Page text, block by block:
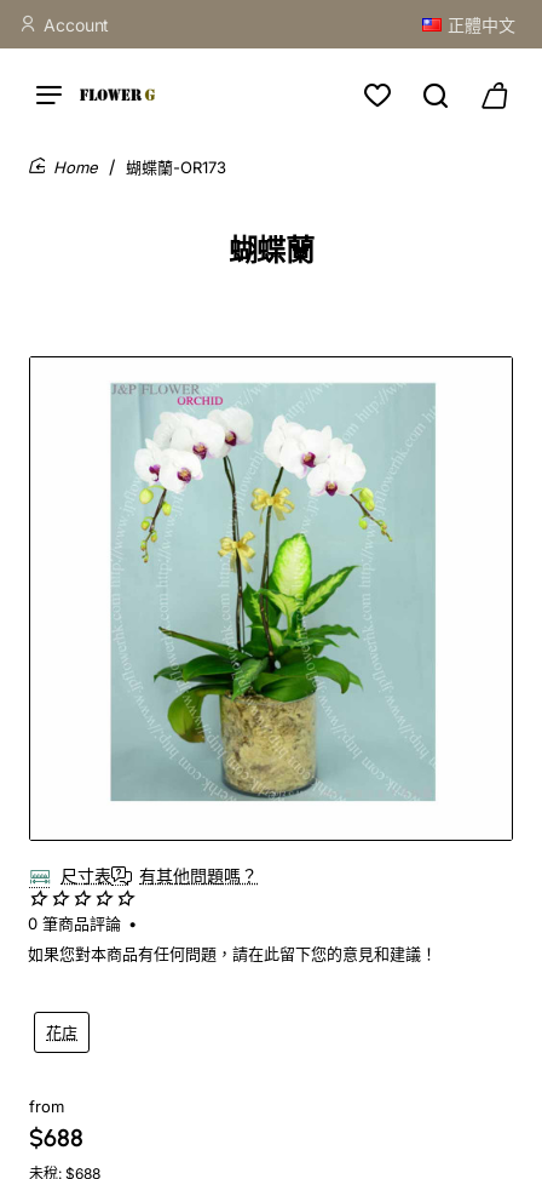
Account 正體中文
蝴蝶蘭
蝴蝶蘭-OR173
尺寸表 有其他問題嗎？
花店
0 筆商品評論 •
如果您對本商品有任何問題，請在此留下您的意見和建議！
from
$688
未稅: $688